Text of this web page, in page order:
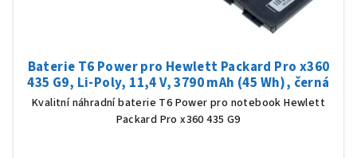
Baterie T6 Power pro Hewlett Packard Pro x360
435 G9, Li-Poly, 11,4 V, 3790 mAh (45 Wh), černá
Kvalitní náhradní baterie T6 Power pro notebook Hewlett
Packard Pro x360 435 G9